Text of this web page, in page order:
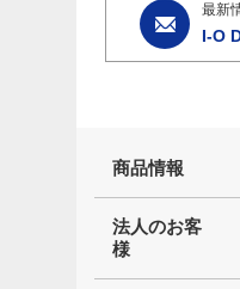
最新
I-O
商品情報
法人のお客
様